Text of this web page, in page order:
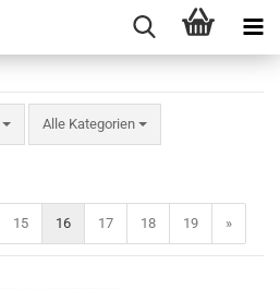
Alle Kategorien
15 16 17 18 19 »